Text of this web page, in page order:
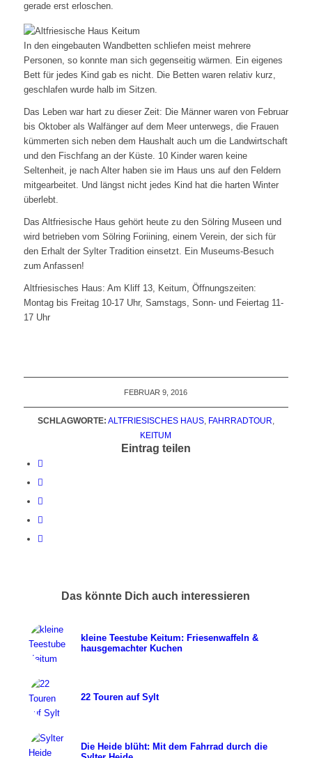
gerade erst erloschen.
In den eingebauten Wandbetten schliefen meist mehrere
Personen, so konnte man sich gegenseitig wärmen. Ein eigenes
Bett für jedes Kind gab es nicht. Die Betten waren relativ kurz,
geschlafen wurde halb im Sitzen.
Das Leben war hart zu dieser Zeit: Die Männer waren von Februar
bis Oktober als Walfänger auf dem Meer unterwegs, die Frauen
kümmerten sich neben dem Haushalt auch um die Landwirtschaft
und den Fischfang an der Küste. 10 Kinder waren keine
Seltenheit, je nach Alter haben sie im Haus uns auf den Feldern
mitgearbeitet. Und längst nicht jedes Kind hat die harten Winter
überlebt.
Das Altfriesische Haus gehört heute zu den Sölring Museen und
wird betrieben vom Sölring Foriining, einem Verein, der sich für
den Erhalt der Sylter Tradition einsetzt. Ein Museums-Besuch
zum Anfassen!
Altfriesisches Haus: Am Kliff 13, Keitum, Öffnungszeiten:
Montag bis Freitag 10-17 Uhr, Samstags, Sonn- und Feiertag 11-
17 Uhr
FEBRUAR 9, 2016
SCHLAGWORTE: ALTFRIESISCHES HAUS, FAHRRADTOUR
KEITUM
Eintrag teilen
Das könnte Dich auch interessieren
kleine Teestube Keitum: Friesenwaffeln &
hausgemachter Kuchen
22 Touren auf Sylt
Die Heide blüht: Mit dem Fahrrad durch die